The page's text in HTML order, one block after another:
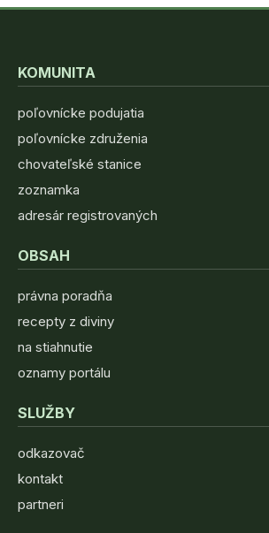
KOMUNITA
poľovnícke podujatia
poľovnícke združenia
chovateľské stanice
zoznamka
adresár registrovaných
OBSAH
právna poradňa
recepty z diviny
na stiahnutie
oznamy portálu
SLUŽBY
odkazovač
kontakt
partneri